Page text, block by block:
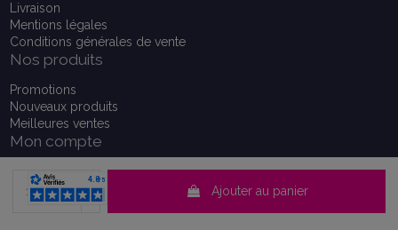
Ajouter au panier
Livraison
Mentions légales
Conditions générales de vente
Nos produits
Promotions
Nouveaux produits
Meilleures ventes
Mon compte
Mon compte
Historique de vos commandes
Consentement aux cookies